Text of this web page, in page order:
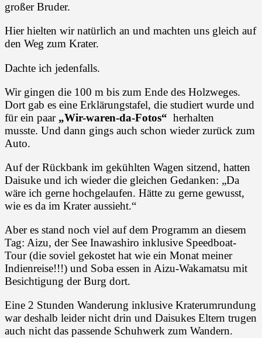
großer Bruder.
Hier hielten wir natürlich an und machten uns gleich auf
den Weg zum Krater.
Dachte ich jedenfalls.
Wir gingen die 100 m bis zum Ende des Holzweges.
Dort gab es eine Erklärungstafel, die studiert wurde und
für ein paar „Wir-waren-da-Fotos“ herhalten
musste. Und dann gings auch schon wieder zurück zum
Auto.
Auf der Rückbank im gekühlten Wagen sitzend, hatten
Daisuke und ich wieder die gleichen Gedanken: „Da
wäre ich gerne hochgelaufen. Hätte zu gerne gewusst,
wie es da im Krater aussieht.“
Aber es stand noch viel auf dem Programm an diesem
Tag: Aizu, der See Inawashiro inklusive Speedboat-
Tour (die soviel gekostet hat wie ein Monat meiner
Indienreise!!!) und Soba essen in Aizu-Wakamatsu mit
Besichtigung der Burg dort.
Eine 2 Stunden Wanderung inklusive Kraterumrundung
war deshalb leider nicht drin und Daisukes Eltern trugen
auch nicht das passende Schuhwerk zum Wandern.